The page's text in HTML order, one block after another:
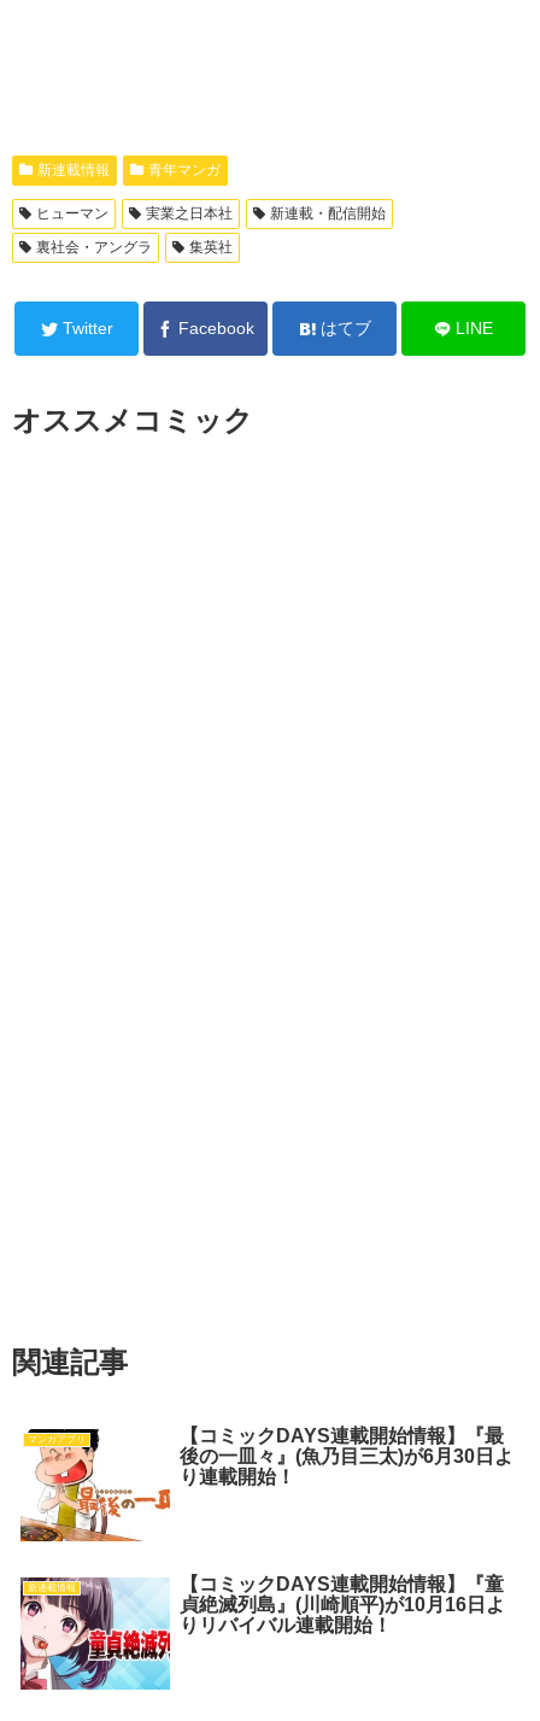
新連載情報 青年マンガ
ヒューマン 実業之日本社
新連載・配信開始
裏社会・アングラ
集英社
Twitter Facebook はてブ LINE
オススメコミック
関連記事
マンガアプリ
【コミックDAYS連載開始情報】『最
後の一皿々』(魚乃目三太)が6月30日よ
り連載開始！
新連載情報
【コミックDAYS連載開始情報】『童
貞絶滅列島』(川崎順平)が10月16日よ
りリバイバル連載開始！